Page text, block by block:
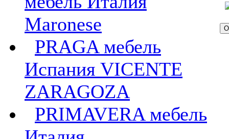
Maronese
PRAGA мебель
Испания VICENTE
ZARAGOZA
PRIMAVERA мебель